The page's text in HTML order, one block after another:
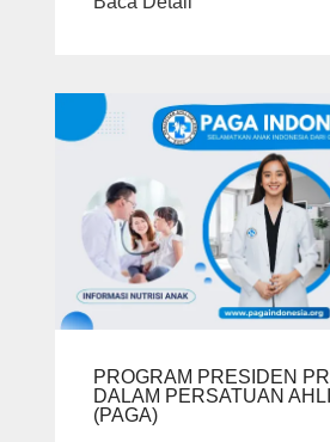
PROGRAM PRESIDEN
DALAM PERSATUAN
(PAGA)